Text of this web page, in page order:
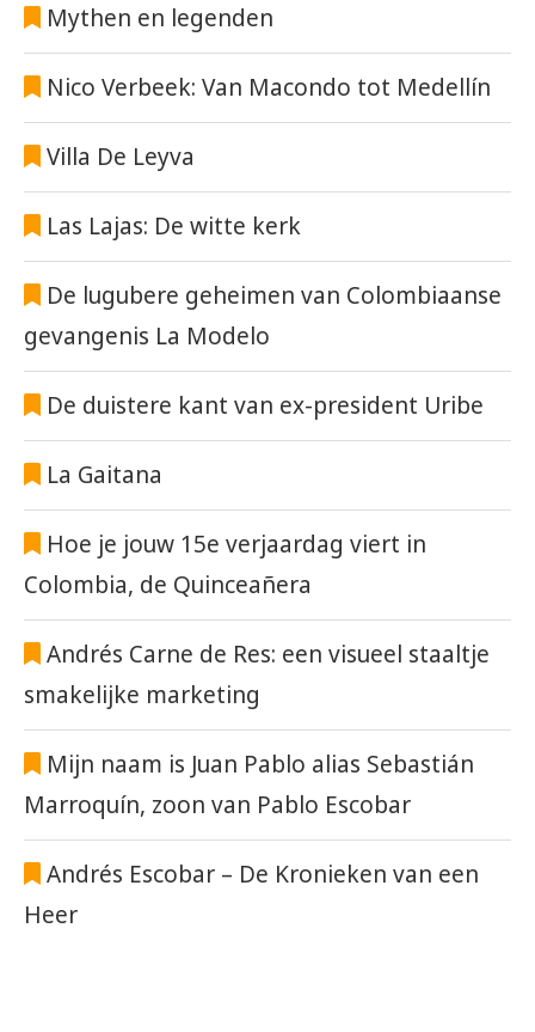
Mythen en legenden
Nico Verbeek: Van Macondo tot Medellín
Villa De Leyva
Las Lajas: De witte kerk
De lugubere geheimen van Colombiaanse
gevangenis La Modelo
De duistere kant van ex-president Uribe
La Gaitana
Hoe je jouw 15e verjaardag viert in
Colombia, de Quinceañera
Andrés Carne de Res: een visueel staaltje
smakelijke marketing
Mijn naam is Juan Pablo alias Sebastián
Marroquín, zoon van Pablo Escobar
Andrés Escobar – De Kronieken van een
Heer